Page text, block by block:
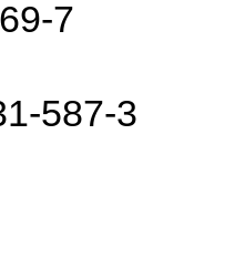
7
587-3